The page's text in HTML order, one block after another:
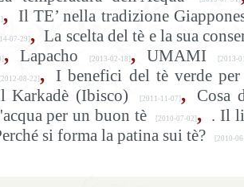
, Il TE’ nella tradizione
07-29] , La scelta del tè e la sua
, Lapacho [2013-02-18], UMAMI [2013-
08-22], I benefici del tè verde
Karkadè (Ibisco) [2011-11-07] , Cosa
per un buon tè [2010-07-02] , . Il
si forma la patina sui tè? [2010-